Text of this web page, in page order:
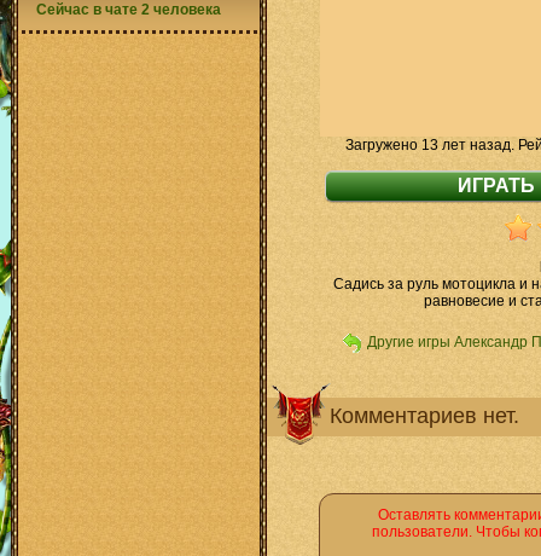
Загружено 13 лет назад.
Садись за руль мотоцикла и
равновесие и
Другие игры Александр
Комментариев нет.
Оставлять
пользователи. Чтобы
Сейчас в чате 2 человека